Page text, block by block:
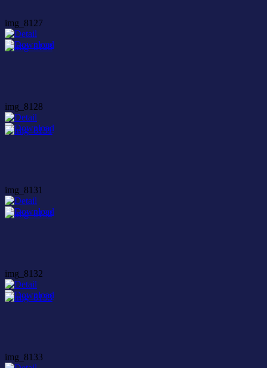
img_8127
img_8128
img_8131
img_8132
img_8133